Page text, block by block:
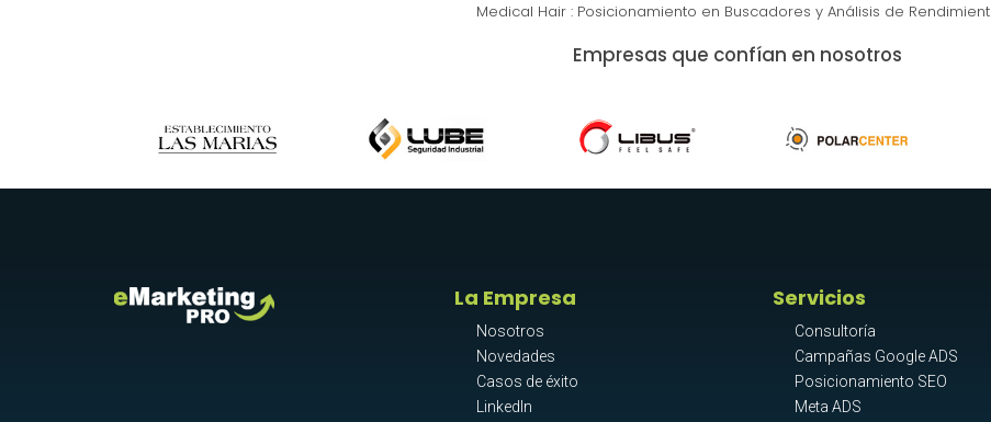
Medical Hair : Posicionamiento en Buscadores y Análisis de
Empresas que confían en nosotros
La Empresa
Nosotros
Novedades
Casos de éxito
LinkedIn
Servicios
Consultoría
Campañas Google ADS
Posicionamiento SEO
Meta ADS